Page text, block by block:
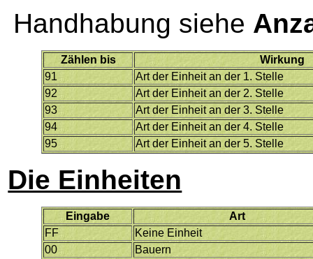
Handhabung siehe
Zählen bis
Wirkung
91
Art der Einheit an der 1. Stelle
92
Art der Einheit an der 2. Stelle
93
Art der Einheit an der 3. Stelle
94
Art der Einheit an der 4. Stelle
95
Art der Einheit an der 5. Stelle
Die Einheiten
Eingabe
Art
FF
Keine Einheit
00
Bauern